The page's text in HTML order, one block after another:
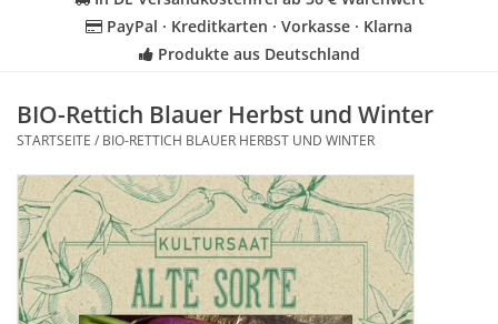
Kräuter
Für Kinder
Geschenkideen
PayPal · Kreditkarten · Vorkasse · Klarna
Produkte aus Deutschland
BIO-Rettich Blauer Herbst und Winter
STARTSEITE / BIO-RETTICH BLAUER HERBST UND WINTER